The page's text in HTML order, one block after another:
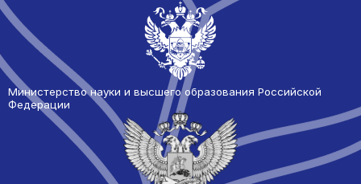
Министерство науки и высшего образования Российской
Федерации